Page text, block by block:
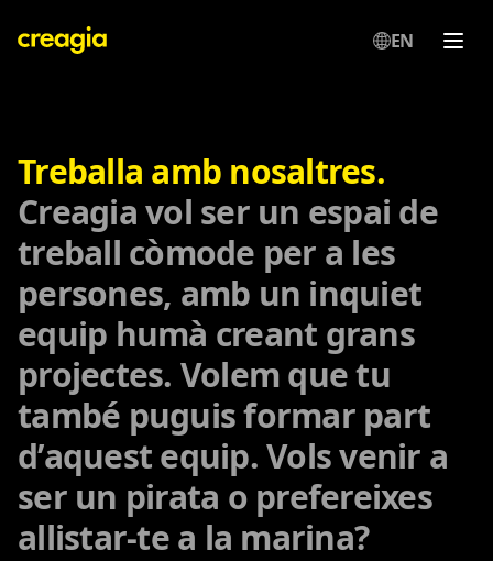
EN
Treballa amb nosaltres.
Creagia vol ser un espai de
treball còmode per a les
persones, amb un inquiet
equip humà creant grans
projectes. Volem que tu
també puguis formar part
d’aquest equip. Vols venir a
ser un pirata o prefereixes
allistar-te a la marina?